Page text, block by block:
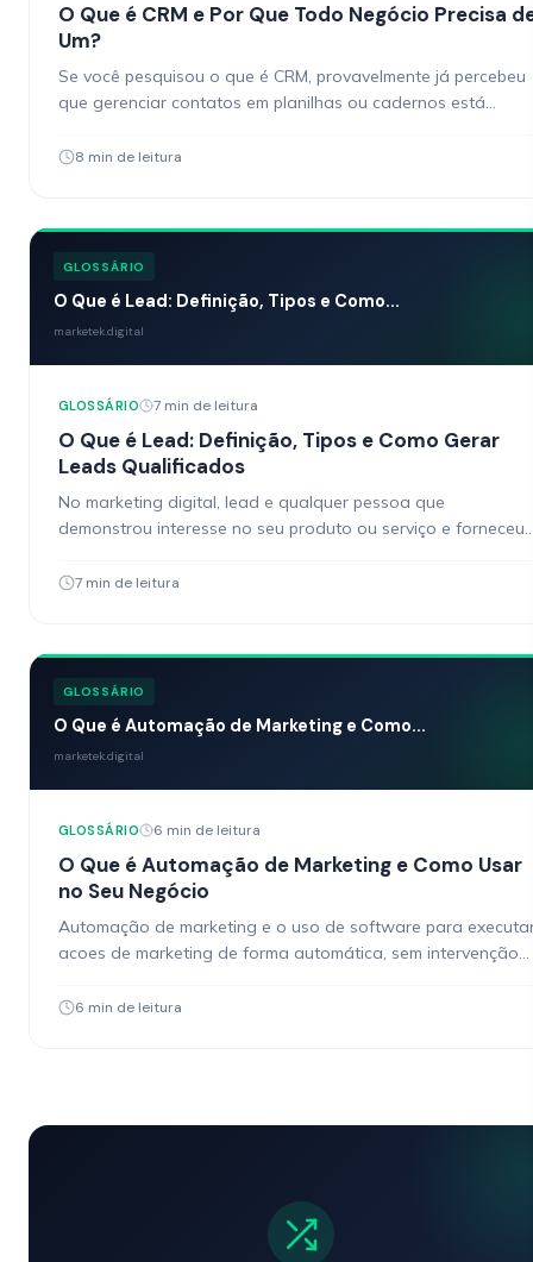
O Que é CRM e Por Que Todo Negócio Precisa
Um?
Se você pesquisou o que é CRM, provavelmente já percebeu
que gerenciar contatos em planilhas ou cadernos está
8 min de leitura
GLOSSÁRIO
O Que é Lead: Definição, Tipos e Como...
marketek.digital
GLOSSÁRIO 7 min de leitura
O Que é Lead: Definição, Tipos e Como Gerar
Leads Qualificados
No marketing digital, lead e qualquer pessoa que
demonstrou interesse no seu produto ou serviço e forneceu
7 min de leitura
GLOSSÁRIO
O Que é Automação de Marketing e Como...
marketek.digital
GLOSSÁRIO 6 min de leitura
O Que é Automação de Marketing e Como Usar
no Seu Negócio
Automação de marketing e o uso de software para
acoes de marketing de forma automática, sem intervenção
6 min de leitura